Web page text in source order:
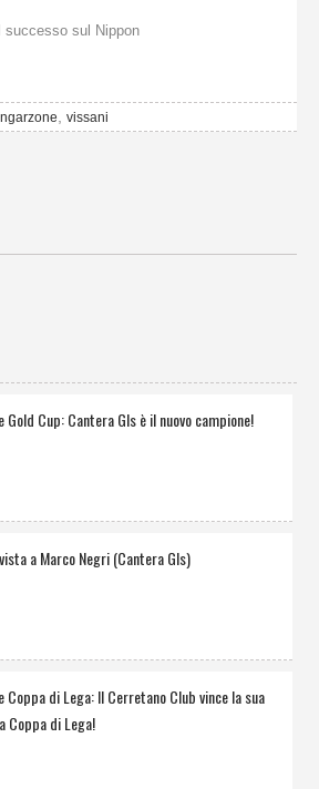
successo sul Nippon
, vissani
Gold Cup: Cantera Gls è il nuovo campione!
a Marco Negri (Cantera Gls)
Coppa di Lega: Il Cerretano Club vince la sua
Coppa di Lega!